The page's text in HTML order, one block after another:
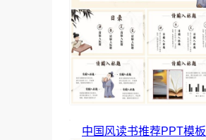
中国风读书推荐PPT模板